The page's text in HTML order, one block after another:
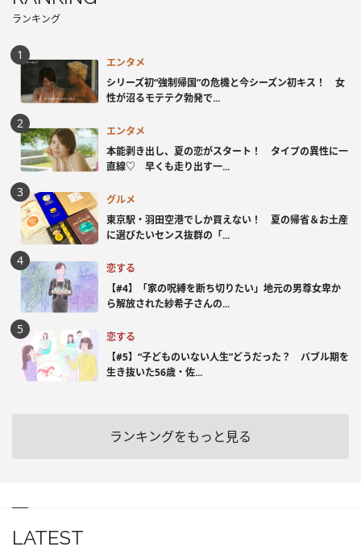
ランキング
エンタメ
シリーズ初“強制帰国”の危機と今シーズン初キス！ 女
性が沼るモテテク勃発で...
エンタメ
本能剥き出し、夏の恋がスタート！ タイプの異性に一
直線♡ 早くも走り出す一...
グルメ
東京駅・羽田空港でしか買えない！ 夏の帰省＆お土産
に選びたいセンス抜群の「...
恋する
【#4】「家の呪縛を断ち切りたい」地元の男尊女卑か
ら解放された紗希子さんの...
恋する
【#5】“子どものいない人生”どうだった？ バブル期を
生き抜いた56歳・佐...
ランキングをもっと見る
LATEST